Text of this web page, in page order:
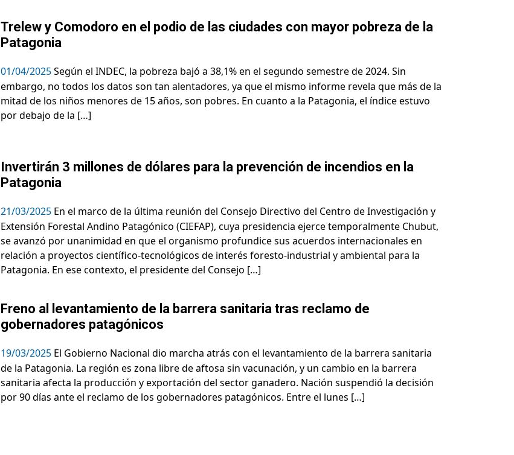
Trelew y Comodoro en el podio de las ciudades con mayor pobreza de la
Patagonia
01/04/2025Según el INDEC, la pobreza bajó a 38,1% en el segundo semestre de 2024. Sin
embargo, no todos los datos son tan alentadores, ya que el mismo informe revela que más de la
mitad de los niños menores de 15 años, son pobres. En cuanto a la Patagonia, el índice estuvo
por debajo de la […]
Invertirán 3 millones de dólares para la prevención de incendios en la
Patagonia
21/03/2025 En el marco de la última reunión del Consejo Directivo del Centro de Investigación y
Extensión Forestal Andino Patagónico (CIEFAP), cuya presidencia ejerce temporalmente Chubut,
se avanzó por unanimidad en que el organismo profundice sus acuerdos internacionales en
relación a proyectos científico-tecnológicos de interés foresto-industrial y ambiental para la
Patagonia. En ese contexto, el presidente del Consejo […]
Freno al levantamiento de la barrera sanitaria tras reclamo de
gobernadores patagónicos
19/03/2025 El Gobierno Nacional dio marcha atrás con el levantamiento de la barrera sanitaria
de la Patagonia. La región es zona libre de aftosa sin vacunación, y un cambio en la barrera
sanitaria afecta la producción y exportación del sector ganadero. Nación suspendió la decisión
por 90 días ante el reclamo de los gobernadores patagónicos. Entre el lunes […]